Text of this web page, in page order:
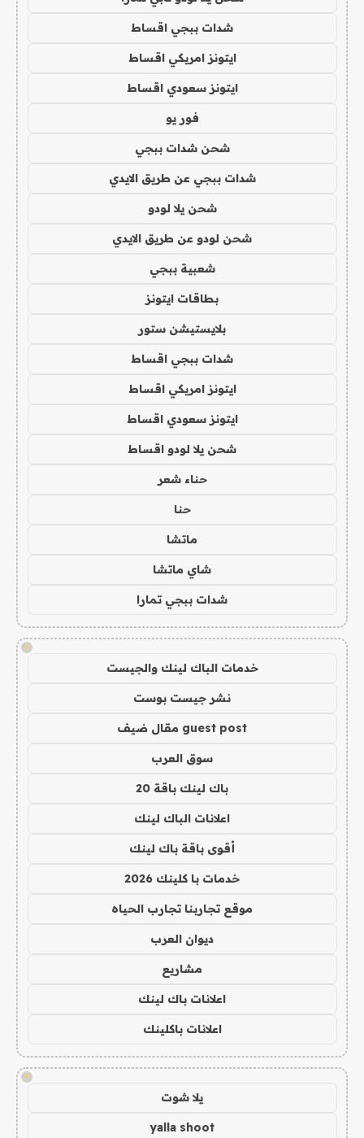
شدات ببجي اقساط
ايتونز امريكي اقساط
ايتونز سعودي اقساط
فور يو
شحن شدات ببجي
شدات ببجي عن طريق الايدي
شحن يلا لودو
شحن لودو عن طريق الايدي
شعبية ببجي
بطاقات ايتونز
بلايستيشن ستور
شدات ببجي اقساط
ايتونز امريكي اقساط
ايتونز سعودي اقساط
شحن يلا لودو اقساط
حناء شعر
حنا
ماتشا
شاي ماتشا
شدات ببجي تمارا
!
خدمات الباك لينك والجيست
نشر جيست بوست
guest post مقال ضيف
سوق العرب
باك لينك باقة 20
اعلانات الباك لينك
أقوى باقة باك لينك
خدمات با كلينك 2026
موقع تجاربنا تجارب الحياه
ديوان العرب
مشاريع
اعلانات باك لينك
اعلانات باكلينك
!
يلا شوت
yalla shoot